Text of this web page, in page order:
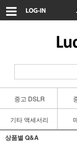
중고 DSLR
기타 액세서리
상품별 Q&A